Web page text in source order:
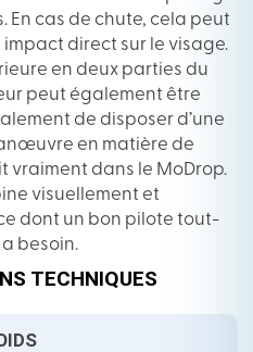
cas de chute, cela peut
direct sur le visage.
en deux parties du
peut également être
de disposer d’une
en matière de
vraiment dans le MoDrop.
visuellement et
dont un bon pilote tout-
besoin.
TECHNIQUES